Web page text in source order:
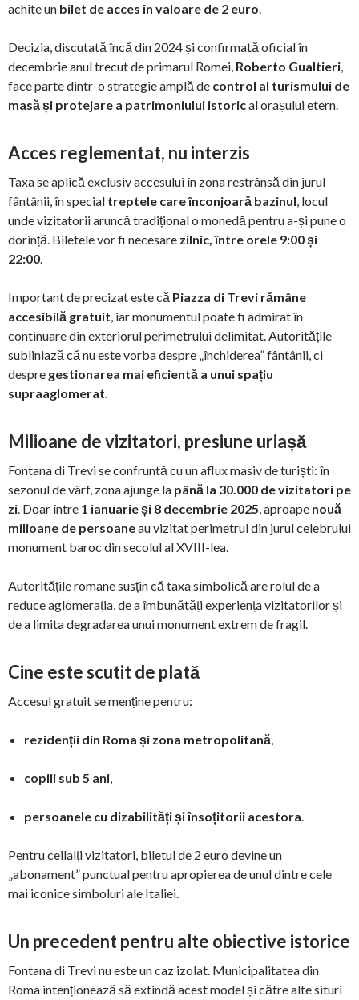
achite un bilet de acces în valoare de 2 euro.
Decizia, discutată încă din 2024 și confirmată oficial în
decembrie anul trecut de primarul Romei, Roberto Gualtieri,
face parte dintr-o strategie amplă de control al turismului de
masă și protejare a patrimoniului istorical orașului etern.
Acces reglementat, nu interzis
Taxa se aplică exclusiv accesului în zona restrânsă din jurul
fântânii, în special treptele care înconjoară bazinul, locul
unde vizitatorii aruncă tradițional o monedă pentru a-și pune o
dorință. Biletele vor fi necesare zilnic, între orele 9:00 și
22:00.
Important de precizat este că Piazza di Trevi rămâne
accesibilă gratuit, iar monumentul poate fi admirat în
continuare din exteriorul perimetrului delimitat. Autoritățile
subliniază că nu este vorba despre „închiderea” fântânii, ci
despre gestionarea mai eficientă a unui spațiu
supraaglomerat.
Milioane de vizitatori, presiune uriașă
Fontana di Trevi se confruntă cu un aflux masiv de turiști: în
sezonul de vârf, zona ajunge la până la 30.000 de vizitatori pe
zi. Doar între 1 ianuarie și 8 decembrie 2025, aproape nouă
milioane de persoaneau vizitat perimetrul din jurul celebrului
monument baroc din secolul al XVIII-lea.
Autoritățile romane susțin că taxa simbolică are rolul de a
reduce aglomerația, de a îmbunătăți experiența vizitatorilor și
de a limita degradarea unui monument extrem de fragil.
Cine este scutit de plată
Accesul gratuit se menține pentru:
rezidenții din Roma și zona metropolitană,
copiii sub 5 ani,
persoanele cu dizabilități și însoțitorii acestora.
Pentru ceilalți vizitatori, biletul de 2 euro devine un
„abonament” punctual pentru apropierea de unul dintre cele
mai iconice simboluri ale Italiei.
Un precedent pentru alte obiective istorice
Fontana di Trevi nu este un caz izolat. Municipalitatea din
Roma intenționează să extindă acest model și către alte situri